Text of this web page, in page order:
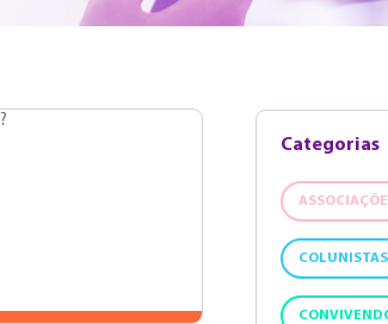
Categorias
COLUNISTAS